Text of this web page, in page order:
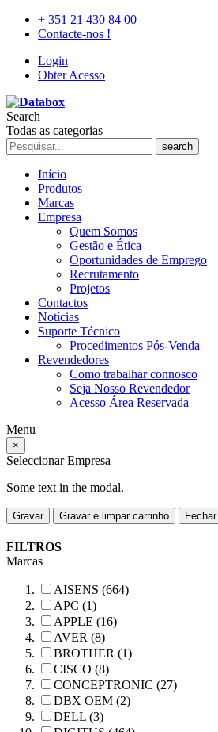
+ 351 21 430 84 00
Contacte-nos !
Login
Obter Acesso
Search
Todas as categorias
search
Início
Produtos
Marcas
Empresa
Quem Somos
Gestão e Ética
Oportunidades de Emprego
Recrutamento
Projetos
Contactos
Notícias
Suporte Técnico
Procedimentos Pós-Venda
Revendedores
Como trabalhar connosco
Seja Nosso Revendedor
Acesso Área Reservada
Menu
×
Seleccionar Empresa
Some text in the modal.
Gravar Gravar e limpar carrinho Fechar
FILTROS
Marcas
AISENS (664)
APC (1)
APPLE (16)
AVER (8)
BROTHER (1)
CISCO (8)
CONCEPTRONIC (27)
DBX OEM (2)
DELL (3)